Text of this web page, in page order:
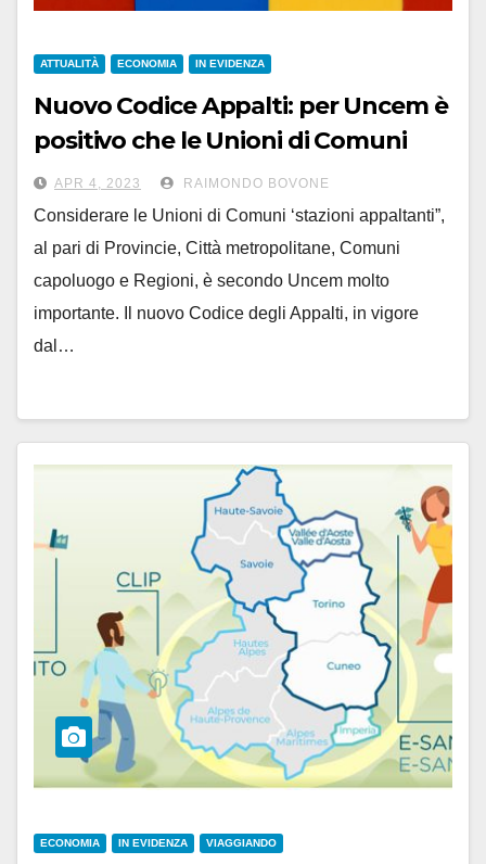
ATTUALITÀ ECONOMIA IN EVIDENZA
Nuovo Codice Appalti: per Uncem è
positivo che le Unioni di Comuni
siano considerate come le città
APR 4, 2023 RAIMONDO BOVONE
Considerare le Unioni di Comuni ‘stazioni appaltanti”,
al pari di Provincie, Città metropolitane, Comuni
capoluogo e Regioni, è secondo Uncem molto
importante. Il nuovo Codice degli Appalti, in vigore
dal…
ECONOMIA IN EVIDENZA VIAGGIANDO